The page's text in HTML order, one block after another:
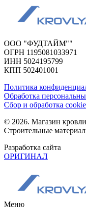
ООО "ФУДТАЙМ""
ОГРН 1195081033971
ИНН 5024195799
КПП 502401001
Политика
Обработка
Сбор и обработка cookie
© 2026. Магазин
Строительные
Разработка сайта
ОРИГИНАЛ
Меню